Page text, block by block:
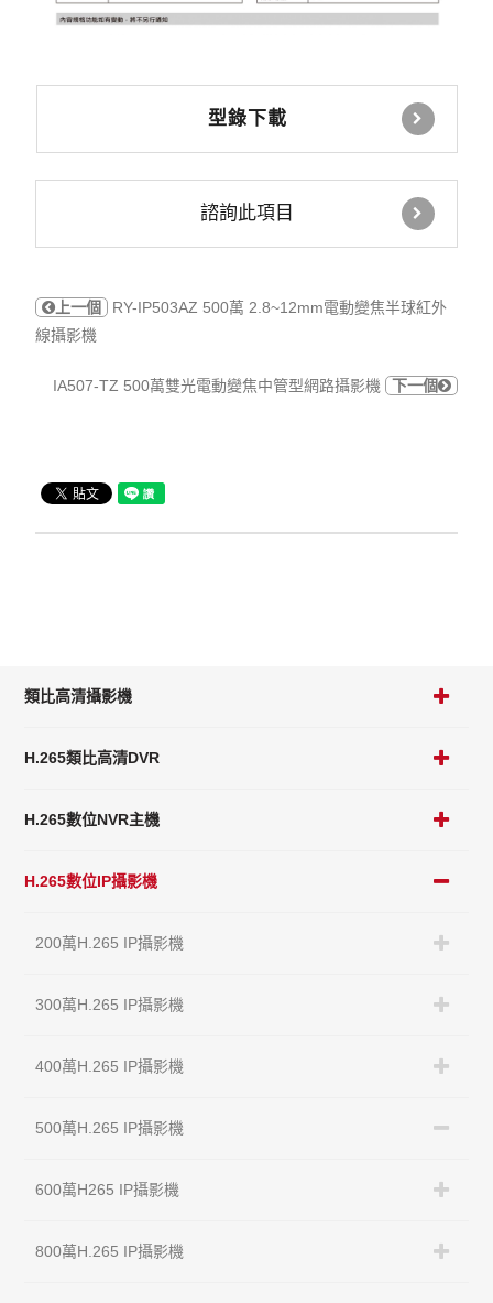
類比高清攝影機
H.265類比高清DVR
H.265數位NVR主機
H.265數位IP攝影機
200萬H.265 IP攝影機
300萬H.265 IP攝影機
400萬H.265 IP攝影機
500萬H.265 IP攝影機
600萬H265 IP攝影機
800萬H.265 IP攝影機
型錄下載
諮詢此項目
上一個
RY-IP503AZ 500萬 2.8~12mm電動變焦半球紅外
線攝影機
IA507-TZ 500萬雙光電動變焦中管型網路攝影機 下一個